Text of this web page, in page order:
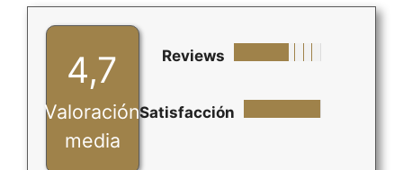
4,7
Valoración
media
Reviews
Satisfacción